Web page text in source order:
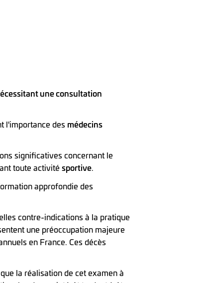
une consultation
l'importance des médecins
significatives concernant le
toute activité sportive.
approfondie des
contre-indications à la pratique
une préoccupation majeure
en France. Ces décès
la réalisation de cet examen à